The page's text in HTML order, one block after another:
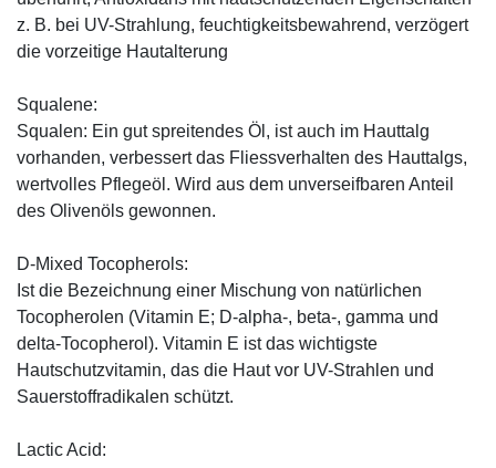
z. B. bei UV-Strahlung, feuchtigkeitsbewahrend, verzögert
die vorzeitige Hautalterung
Squalene:
Squalen: Ein gut spreitendes Öl, ist auch im Hauttalg
vorhanden, verbessert das Fliessverhalten des Hauttalgs,
wertvolles Pflegeöl. Wird aus dem unverseifbaren Anteil
des Olivenöls gewonnen.
D-Mixed Tocopherols:
Ist die Bezeichnung einer Mischung von natürlichen
Tocopherolen (Vitamin E; D-alpha-, beta-, gamma und
delta-Tocopherol). Vitamin E ist das wichtigste
Hautschutzvitamin, das die Haut vor UV-Strahlen und
Sauerstoffradikalen schützt.
Lactic Acid: